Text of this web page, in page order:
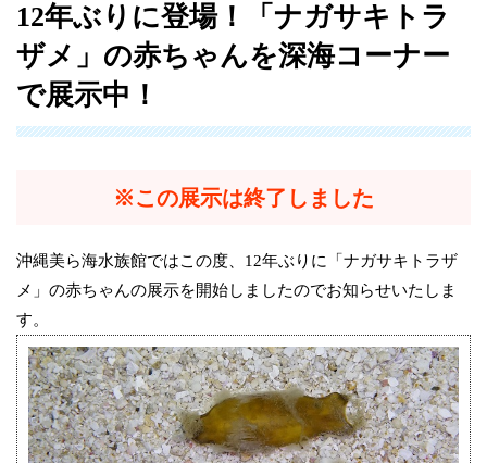
12年ぶりに登場！「ナガサキトラ
ザメ」の赤ちゃんを深海コーナー
で展示中！
※この展示は終了しました
沖縄美ら海水族館ではこの度、12年ぶりに「ナガサキトラザ
メ」の赤ちゃんの展示を開始しましたのでお知らせいたしま
す。